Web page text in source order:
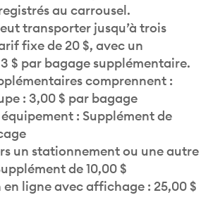
au carrousel.
transporter jusqu’à trois
fixe de 20 $, avec un
$ par bagage supplémentaire.
comprennent :
: 3,00 $ par bagage
: Supplément de
un stationnement ou une autre
de 10,00 $
en ligne avec affichage : 25,00 $